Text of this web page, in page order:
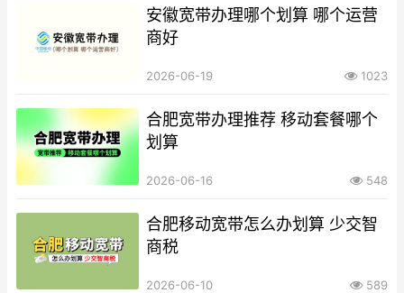
安徽宽带办理哪个划算 哪个运营
商好
2026-06-19 1023
合肥宽带办理推荐 移动套餐哪个
划算
2026-06-16 548
合肥移动宽带怎么办划算 少交智
商税
2026-06-10 589